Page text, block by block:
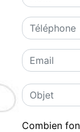
Combien